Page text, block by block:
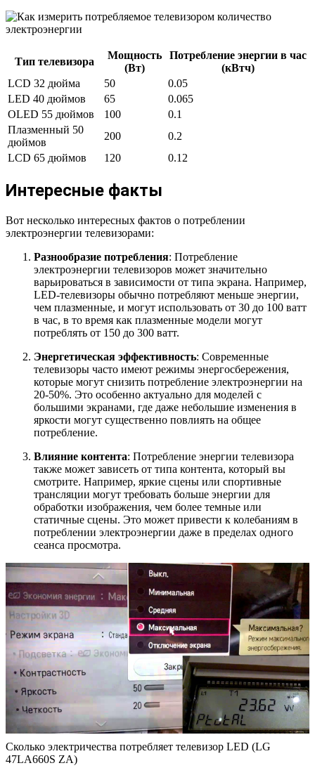
Тип телевизора
Мощность
(Вт)
Потребление энергии в час
(кВтч)
LCD 32 дюйма
50
0.05
LED 40 дюймов
65
0.065
OLED 55 дюймов
100
0.1
Плазменный 50
дюймов
200
0.2
LCD 65 дюймов
120 0.12
Интересные факты
Вот несколько интересных фактов о потреблении
электроэнергии телевизорами:
Разнообразие потребления: Потребление
электроэнергии телевизоров может значительно
варьироваться в зависимости от типа экрана. Например,
LED-телевизоры обычно потребляют меньше энергии,
чем плазменные, и могут использовать от 30 до 100 ватт
в час, в то время как плазменные модели могут
потреблять от 150 до 300 ватт.
Энергетическая эффективность: Современные
телевизоры часто имеют режимы энергосбережения,
которые могут снизить потребление электроэнергии на
20-50%. Это особенно актуально для моделей с
большими экранами, где даже небольшие изменения в
яркости могут существенно повлиять на общее
потребление.
Влияние контента: Потребление энергии телевизора
также может зависеть от типа контента, который вы
смотрите. Например, яркие сцены или спортивные
трансляции могут требовать больше энергии для
обработки изображения, чем более темные или
статичные сцены. Это может привести к колебаниям в
потреблении электроэнергии даже в пределах одного
сеанса просмотра.
Сколько электричества потребляет телевизор LED (LG
47LA660S ZA)